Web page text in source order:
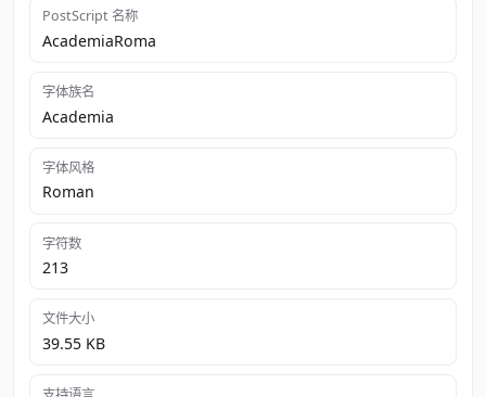
PostScript 名称
AcademiaRoma
字体族名
Academia
字体风格
Roman
字符数
213
文件大小
39.55 KB